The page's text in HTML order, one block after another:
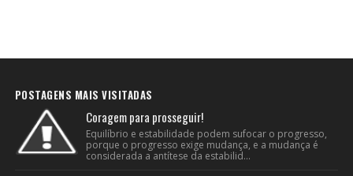
POSTAGENS MAIS VISITADAS
Coragem para prosseguir!
Equilíbrio e estabilidade podem sufocar o progresso,
porque o progresso exige mudança, e a mudança é
considerada a antítese da estabilid...